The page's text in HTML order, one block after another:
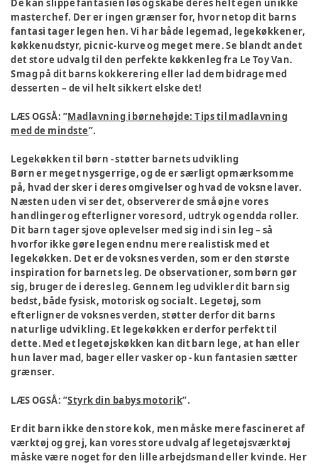
De kan slippe fantasien løs og skabe deres helt egen unikke
masterchef. Der er ingen grænser for, hvor netop dit barns
fantasi tager legen hen. Vi har både legemad, legekøkkener,
køkkenudstyr, picnic-kurve og meget mere. Se blandt andet
det store udvalg til den perfekte køkkenleg fra Le Toy Van.
Smag på dit barns kokkerering eller lad dem bidrage med
desserten – de vil helt sikkert elske det!
LÆS OGSÅ: ”Madlavning i børnehøjde: Tips til madlavning
med de mindste”.
Legekøkken til børn - støtter barnets udvikling
Børn er meget nysgerrige, og de er særligt opmærksomme
på, hvad der sker i deres omgivelser og hvad de voksne laver.
Næsten uden vi ser det, observerer de små øjne vores
handlinger og efterligner vores ord, udtryk og endda roller.
Dit barn tager sjove oplevelser med sig ind i sin leg – så
hvorfor ikke gøre legen endnu mere realistisk med et
legekøkken. Det er de voksnes verden, som er den største
inspiration for barnets leg. De observationer, som børn gør
sig, bruger de i deres leg. Gennem leg udvikler dit barn sig
bedst, både fysisk, motorisk og socialt. Legetøj, som
efterligner de voksnes verden, støtter derfor dit barns
naturlige udvikling. Et legekøkken er derfor perfekt til
dette. Med et legetøjskøkken kan dit barn lege, at han eller
hun laver mad, bager eller vasker op - kun fantasien sætter
grænser.
LÆS OGSÅ: ”Styrk din babys motorik”.
Er dit barn ikke den store kok, men måske mere fascineret af
værktøj og grej, kan vores store udvalg af legetøjsværktøj
måske være noget for den lille arbejdsmand eller kvinde. Her